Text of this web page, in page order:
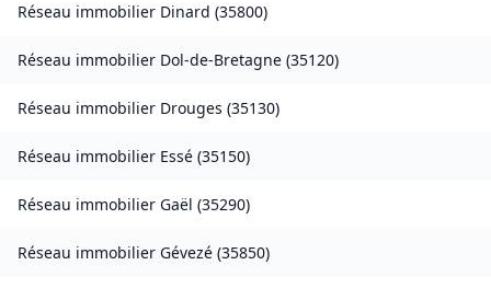
Réseau immobilier Dinard (35800)
Réseau immobilier Dol-de-Bretagne (35120)
Réseau immobilier Drouges (35130)
Réseau immobilier Essé (35150)
Réseau immobilier Gaël (35290)
Réseau immobilier Gévezé (35850)